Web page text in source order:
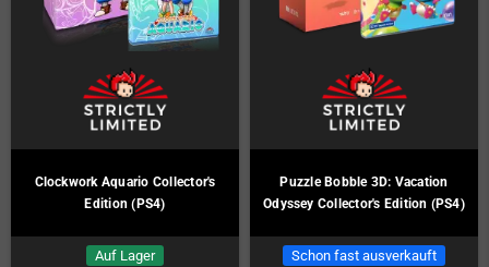
Clockwork Aquario Collector's
Edition (PS4)
Auf Lager
Puzzle Bobble 3D: Vacation
Odyssey Collector's Edition (PS4)
Schon fast ausverkauft